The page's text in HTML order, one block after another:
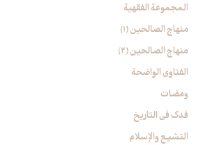
المجموعة الفقهیة
منهاج الصالحین (1)
منهاج الصالحین (2)
الفتاوی الواضحة
ومضات
فدک فی التاریخ
التشیع والإسلام